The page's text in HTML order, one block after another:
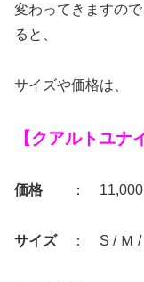
変わってきますの
ると、
サイズや価格は、
【クアルトユナ
価格 ： 11,000円
サイズ： S / Ｍ /